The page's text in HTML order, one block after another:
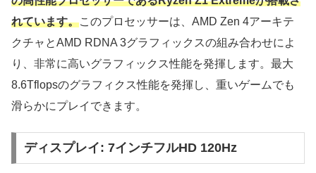
れています。このプロセッサーは、AMD Zen 4アーキテ
クチャとAMD RDNA 3グラフィックスの組み合わせによ
り、非常に高いグラフィックス性能を発揮します。最大
8.6Tflopsのグラフィクス性能を発揮し、重いゲームでも
滑らかにプレイできます。
ディスプレイ: 7インチフルHD 120Hz